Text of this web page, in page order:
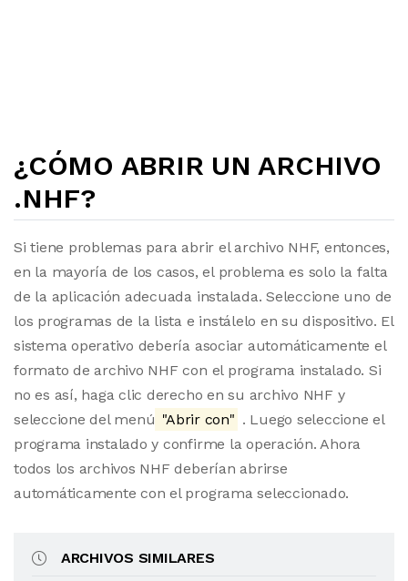
¿CÓMO ABRIR UN ARCHIVO
.NHF?
Si tiene problemas para abrir el archivo NHF, entonces,
en la mayoría de los casos, el problema es solo la falta
de la aplicación adecuada instalada. Seleccione uno de
los programas de la lista e instálelo en su dispositivo. El
sistema operativo debería asociar automáticamente el
formato de archivo NHF con el programa instalado. Si
no es así, haga clic derecho en su archivo NHF y
seleccione del menú "Abrir con" . Luego seleccione el
programa instalado y confirme la operación. Ahora
todos los archivos NHF deberían abrirse
automáticamente con el programa seleccionado.
ARCHIVOS SIMILARES